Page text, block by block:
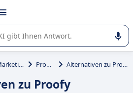
mit
bei der Nutzung oder Auswahl
E-Mail-Marketing Proofy Alternativen zu Proofy
zu Proofy